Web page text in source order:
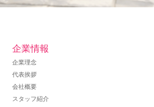
企業情報
企業理念
代表挨拶
会社概要
スタッフ紹介